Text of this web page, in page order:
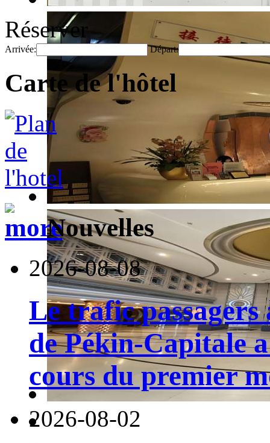
Réserver
Arrivée: Départ:
Carte de l'hôtel
Nouvelles
2026-08-08
Le trafic
de Pékin-Capitale
cours du premier
2026-08-02